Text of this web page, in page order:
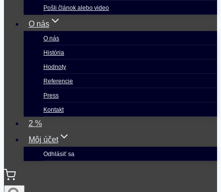
Pošli článok alebo video
O nás
O nás
História
Hodnoty
Referencie
Press
Kontakt
2 %
Môj účet
Odhlásiť sa